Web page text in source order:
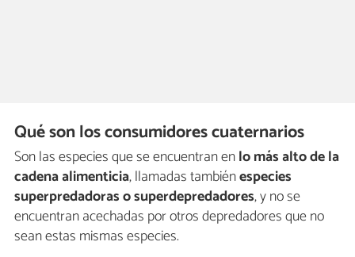
Qué son los consumidores cuaternarios
Son las especies que se encuentran enlo más alto de la
cadena alimenticia, llamadas tambiénespecies
superpredadoras o superdepredadores, y no se
encuentran acechadas por otros depredadores que no
sean estas mismas especies.